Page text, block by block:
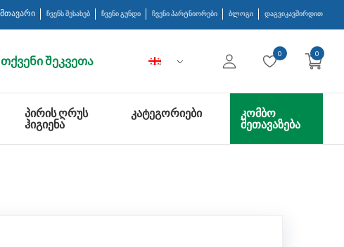
ყიდვისას!
მთავარი ჩვენს შესახებ ჩვენი გუნდი ჩვენი პარტნიორები ბლოგი დაგვიკავშირდით
შეკვეთა
0 0
ᲞᲘᲠᲘᲡ ᲦᲠᲣᲡ
ᲰᲘᲒᲘᲔᲜᲐ
ᲙᲐᲢᲔᲒᲝᲠᲘᲔᲑᲘ
ᲙᲝᲛᲑᲝ
ᲨᲔᲗᲐᲕᲐᲖᲔᲑᲐ